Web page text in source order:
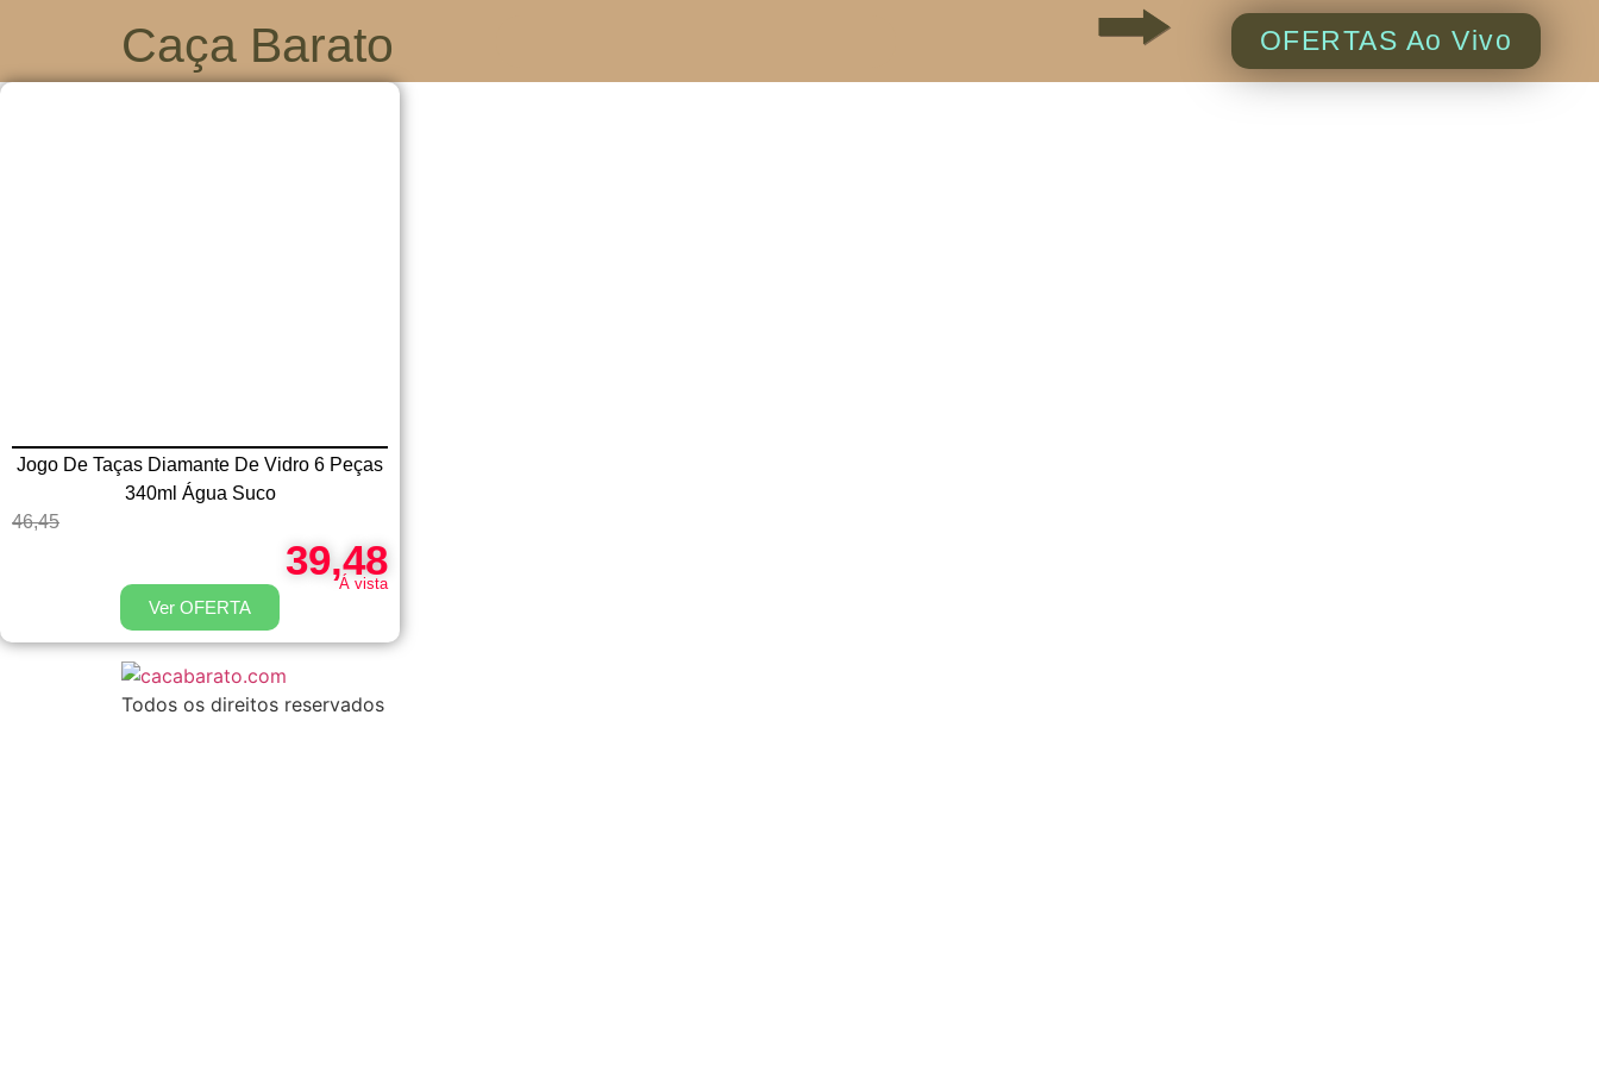
Caça Barato OFERTAS Ao Vivo
Jogo De Taças Diamante De Vidro 6 Peças
340ml Água Suco
46,45
39,48
Á vista
Ver OFERTA
Todos os direitos reservados